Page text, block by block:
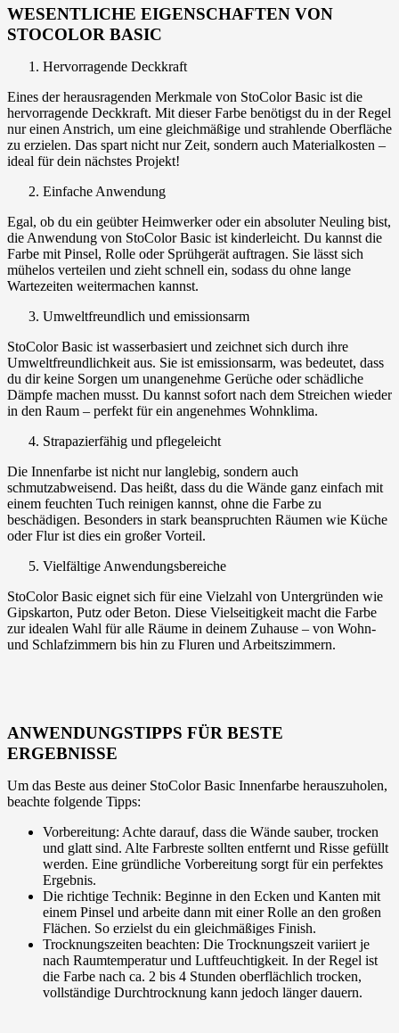
WESENTLICHE EIGENSCHAFTEN VON
STOCOLOR BASIC
Hervorragende Deckkraft
Eines der herausragenden Merkmale von StoColor Basic ist die
hervorragende Deckkraft. Mit dieser Farbe benötigst du in der Regel
nur einen Anstrich, um eine gleichmäßige und strahlende Oberfläche
zu erzielen. Das spart nicht nur Zeit, sondern auch Materialkosten –
ideal für dein nächstes Projekt!
Einfache Anwendung
Egal, ob du ein geübter Heimwerker oder ein absoluter Neuling bist,
die Anwendung von StoColor Basic ist kinderleicht. Du kannst die
Farbe mit Pinsel, Rolle oder Sprühgerät auftragen. Sie lässt sich
mühelos verteilen und zieht schnell ein, sodass du ohne lange
Wartezeiten weitermachen kannst.
Umweltfreundlich und emissionsarm
StoColor Basic ist wasserbasiert und zeichnet sich durch ihre
Umweltfreundlichkeit aus. Sie ist emissionsarm, was bedeutet, dass
du dir keine Sorgen um unangenehme Gerüche oder schädliche
Dämpfe machen musst. Du kannst sofort nach dem Streichen wieder
in den Raum – perfekt für ein angenehmes Wohnklima.
Strapazierfähig und pflegeleicht
Die Innenfarbe ist nicht nur langlebig, sondern auch
schmutzabweisend. Das heißt, dass du die Wände ganz einfach mit
einem feuchten Tuch reinigen kannst, ohne die Farbe zu
beschädigen. Besonders in stark beanspruchten Räumen wie Küche
oder Flur ist dies ein großer Vorteil.
Vielfältige Anwendungsbereiche
StoColor Basic eignet sich für eine Vielzahl von Untergründen wie
Gipskarton, Putz oder Beton. Diese Vielseitigkeit macht die Farbe
zur idealen Wahl für alle Räume in deinem Zuhause – von Wohn-
und Schlafzimmern bis hin zu Fluren und Arbeitszimmern.
ANWENDUNGSTIPPS FÜR BESTE
ERGEBNISSE
Um das Beste aus deiner StoColor Basic Innenfarbe herauszuholen,
beachte folgende Tipps:
Vorbereitung: Achte darauf, dass die Wände sauber, trocken
und glatt sind. Alte Farbreste sollten entfernt und Risse gefüllt
werden. Eine gründliche Vorbereitung sorgt für ein perfektes
Ergebnis.
Die richtige Technik: Beginne in den Ecken und Kanten mit
einem Pinsel und arbeite dann mit einer Rolle an den großen
Flächen. So erzielst du ein gleichmäßiges Finish.
Trocknungszeiten beachten: Die Trocknungszeit variiert je
nach Raumtemperatur und Luftfeuchtigkeit. In der Regel ist
die Farbe nach ca. 2 bis 4 Stunden oberflächlich trocken,
vollständige Durchtrocknung kann jedoch länger dauern.